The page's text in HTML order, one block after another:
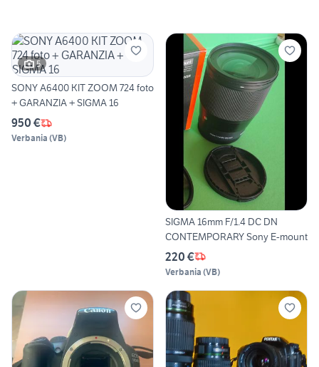
5
SONY A6400 KIT ZOOM 724 foto
+ GARANZIA + SIGMA 16
950 €
Verbania (VB)
SIGMA 16mm F/1.4 DC DN
CONTEMPORARY Sony E-mount
220 €
Verbania (VB)